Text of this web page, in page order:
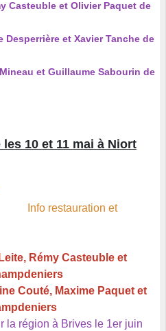
Casteuble et Olivier Paquet de
et Xavier Tanche de
et Guillaume Sabourin de
10 et 11 mai à Niort
Info restauration et
Rémy Casteuble et
Couté, Maxime Paquet et
la région à Brives le 1er juin